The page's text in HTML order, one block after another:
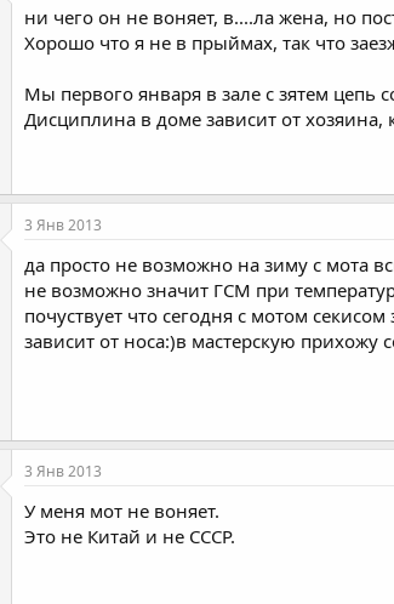
ни чего он не воняет, в....ла жена, но
Хорошо что я не в прыймах, так что
Мы первого января в зале с зятем цепь
Дисциплина в доме зависит от хозяина,
3 Янв 2013
да просто не возможно на зиму с мота
не возможно значит ГСМ при
почуствует что сегодня с мотом
зависит от носа:)в мастерскую прихожу
3 Янв 2013
У меня мот не воняет.
Это не Китай и не СССР.